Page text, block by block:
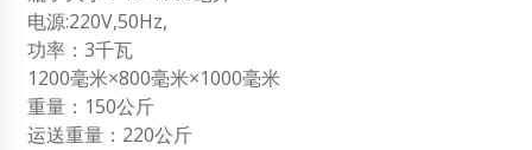
电源:220V,50Hz,
功率：3千瓦
1200毫米×800毫米×1000毫米
重量：150公斤
运送重量：220公斤